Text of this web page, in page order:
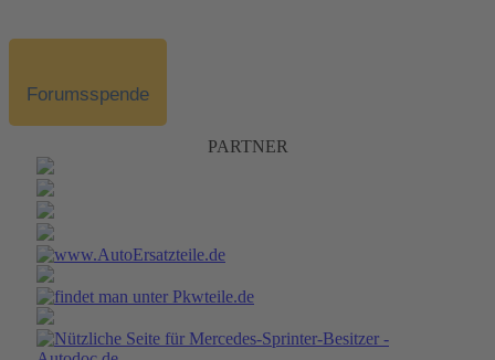
Forumsspende
PARTNER